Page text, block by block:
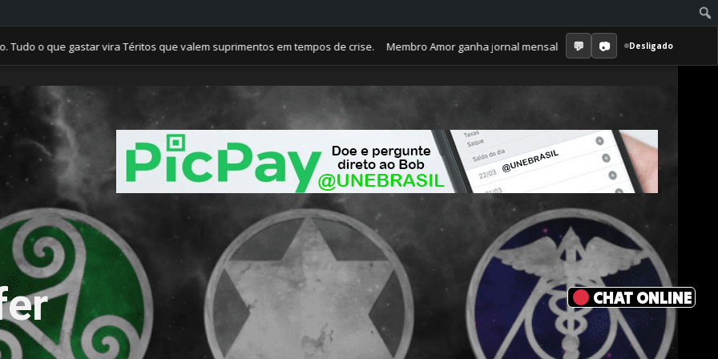
gastar vira Téritos que valem suprimentos em tempos de crise. Membro Amor ganha jornal mensal + aula semanal + grupo fechado.
Desligado
CHAT ONLINE